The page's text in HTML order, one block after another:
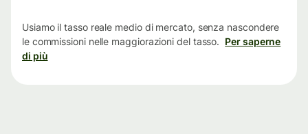
Usiamo il tasso reale medio di mercato, senza nascondere
le commissioni nelle maggiorazioni del tasso. Per saperne
di più